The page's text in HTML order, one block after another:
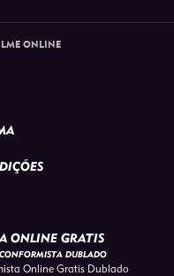
ONLINE
ONLINE GRATIS
DUBLADO
Online Gratis Dublado